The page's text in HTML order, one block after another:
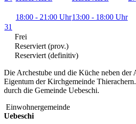
18:00 - 21:00 Uhr13:00 - 18:00 Uhr
31
Frei
Reserviert (prov.)
Reserviert (definitiv)
Die Archestube und die Küche neben der
Eigentum der Kirchgemeinde
durch die Gemeinde Uebeschi.
Einwohnergemeinde
Uebeschi